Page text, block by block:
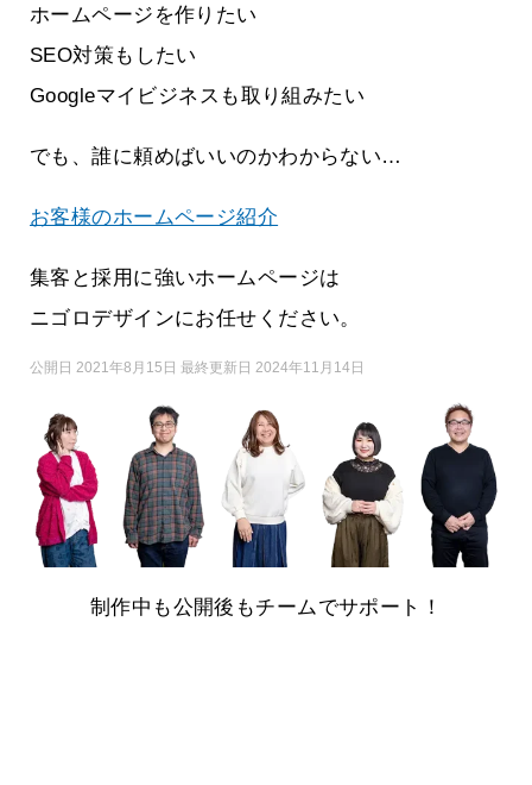
ホームページを作りたい
SEO対策もしたい
Googleマイビジネスも取り組みたい
でも、誰に頼めばいいのかわからない…
お客様のホームページ紹介
集客と採用に強いホームページは
ニゴロデザインにお任せください。
公開日 2021年8月15日 最終更新日 2024年11月14日
制作中も公開後もチームでサポート！